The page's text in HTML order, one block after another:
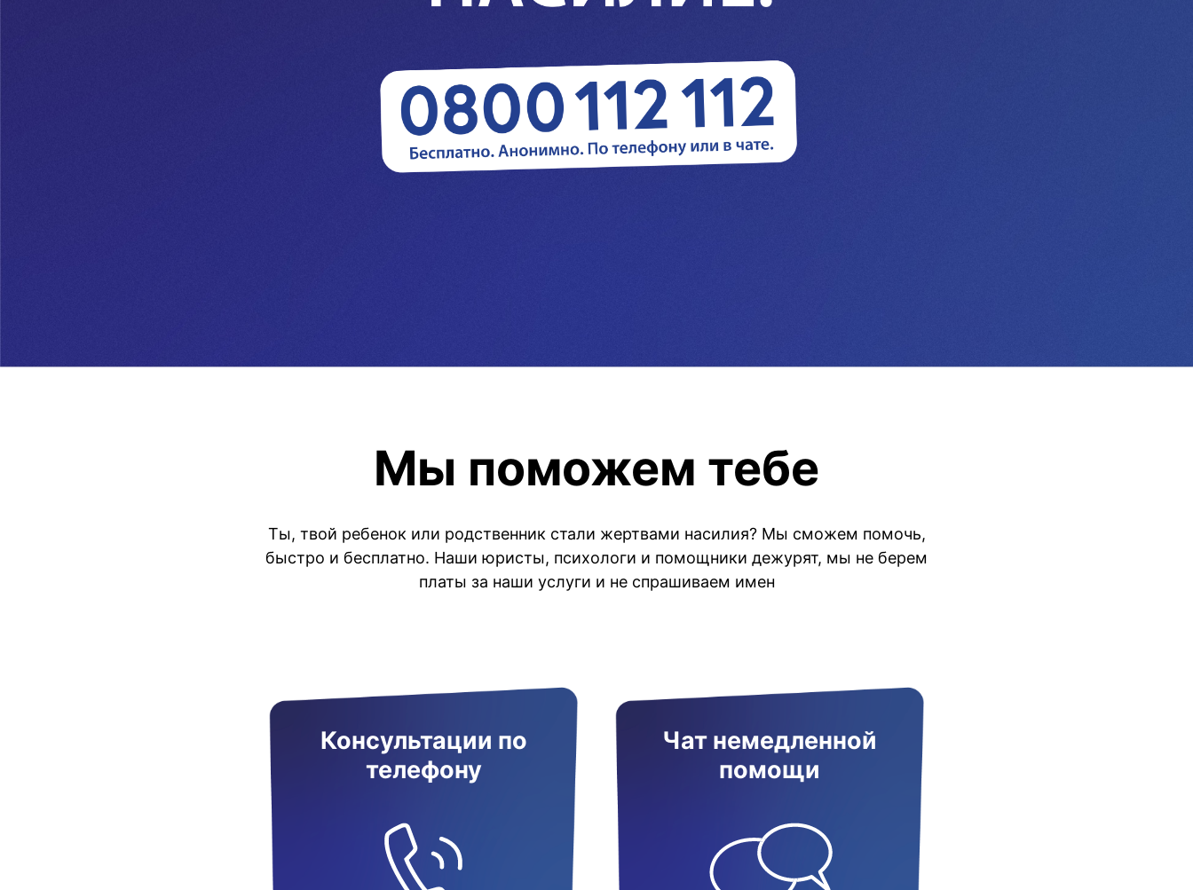
Мы поможем тебе
Ты, твой ребенок или родственник стали жертвами насилия? Мы сможем помочь,
быстро и бесплатно. Наши юристы, психологи и помощники дежурят, мы не берем
платы за наши услуги и не спрашиваем имен
Консультации по
телефону
Чат немедленной
помощи